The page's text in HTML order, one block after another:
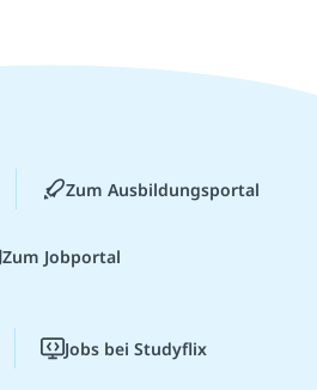
Zum Ausbildungsportal
Zum Jobportal
Jobs bei Studyflix